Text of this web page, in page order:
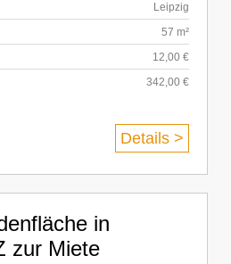
Leipzig
57 m²
12,00 €
342,00 €
Details >
in
zur Miete